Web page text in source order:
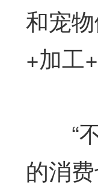
和宠
+加工
“不
的消